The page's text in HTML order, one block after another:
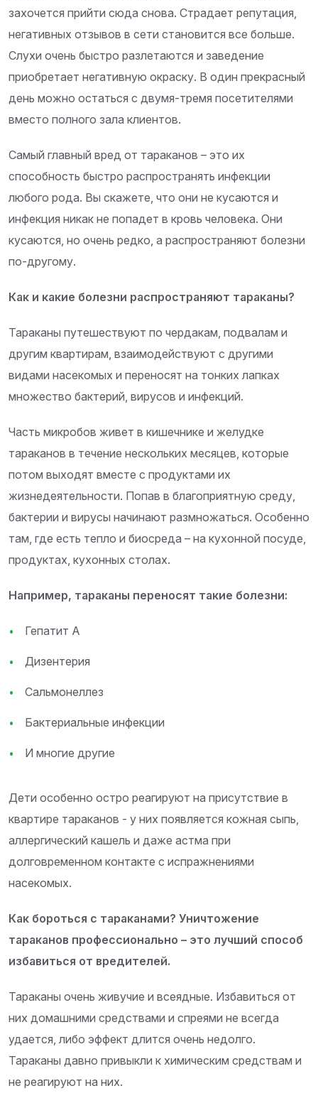
захочется прийти сюда снова. Страдает репутация,
негативных отзывов в сети становится все больше.
Слухи очень быстро разлетаются и заведение
приобретает негативную окраску. В один прекрасный
день можно остаться с двумя-тремя посетителями
вместо полного зала клиентов.
Самый главный вред от тараканов – это их
способность быстро распространять инфекции
любого рода. Вы скажете, что они не кусаются и
инфекция никак не попадет в кровь человека. Они
кусаются, но очень редко, а распространяют болезни
по-другому.
Как и какие болезни распространяют тараканы?
Тараканы путешествуют по чердакам, подвалам и
другим квартирам, взаимодействуют с другими
видами насекомых и переносят на тонких лапках
множество бактерий, вирусов и инфекций.
Часть микробов живет в кишечнике и желудке
тараканов в течение нескольких месяцев, которые
потом выходят вместе с продуктами их
жизнедеятельности. Попав в благоприятную среду,
бактерии и вирусы начинают размножаться. Особенно
там, где есть тепло и биосреда – на кухонной посуде,
продуктах, кухонных столах.
Например, тараканы переносят такие болезни:
Гепатит А
Дизентерия
Сальмонеллез
Бактериальные инфекции
И многие другие
Дети особенно остро реагируют на присутствие в
квартире тараканов - у них появляется кожная сыпь,
аллергический кашель и даже астма при
долговременном контакте с испражнениями
насекомых.
Как бороться с тараканами? Уничтожение
тараканов профессионально – это лучший способ
избавиться от вредителей.
Тараканы очень живучие и всеядные. Избавиться от
них домашними средствами и спреями не всегда
удается, либо эффект длится очень недолго.
Тараканы давно привыкли к химическим средствам и
не реагируют на них.